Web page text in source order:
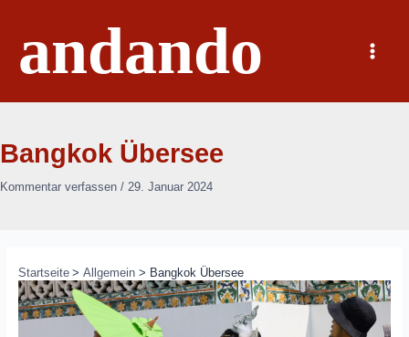
springenandando
Main
Menu
Bangkok Übersee
Kommentar verfassen / 29. Januar 2024
Startseite Allgemein Bangkok Übersee